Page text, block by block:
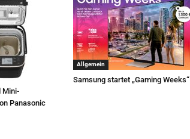
Mini-
Panasonic
Allgemein
Samsung startet „Gaming Weeks“